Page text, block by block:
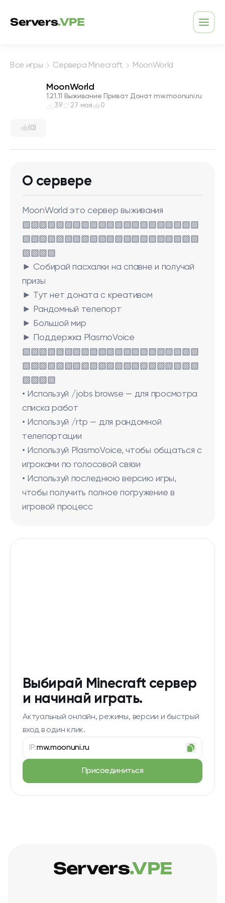
Servers.VPE
Все игры Сервера Minecraft MoonWorld
(0)
MoonWorld
1.21.11 Выживание Приват Донат mw.moonuni.ru
39
27 мая 0
О сервере
MoonWorld это сервер выживания
▧▧▧▧▧▧▧▧▧▧▧▧▧▧▧▧▧▧▧▧▧
▧▧▧▧▧▧▧▧▧▧▧▧▧▧▧▧▧▧▧▧▧
▧▧▧▧
► Собирай пасхалки на спавне и получай
призы
► Тут нет доната с креативом
► Рандомный телепорт
► Большой мир
► Поддержка PlasmoVoice
▧▧▧▧▧▧▧▧▧▧▧▧▧▧▧▧▧▧▧▧▧
▧▧▧▧▧▧▧▧▧▧▧▧▧▧▧▧▧▧▧▧▧
▧▧▧▧
• Используй /jobs browse — для просмотра
списка работ
• Используй /rtp — для рандомной
телепортации
• Используй PlasmoVoice, чтобы общаться с
игроками по голосовой связи
• Используй последнюю версию игры,
чтобы получить полное погружение в
игровой процесс
Выбирай Minecraft сервер
и начинай играть.
Актуальный онлайн, режимы, версии и быстрый
вход в один клик.
IP:mw.moonuni.ru
Присоединиться
Servers.VPE